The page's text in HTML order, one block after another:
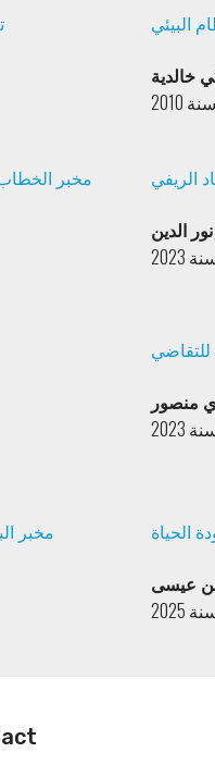
البيئي
خالدية
سنة 2010
مخبر
الريفي
الدين
2023
للتقاضي
منصور
2023
مخبر
الحياة
عيسى
2025